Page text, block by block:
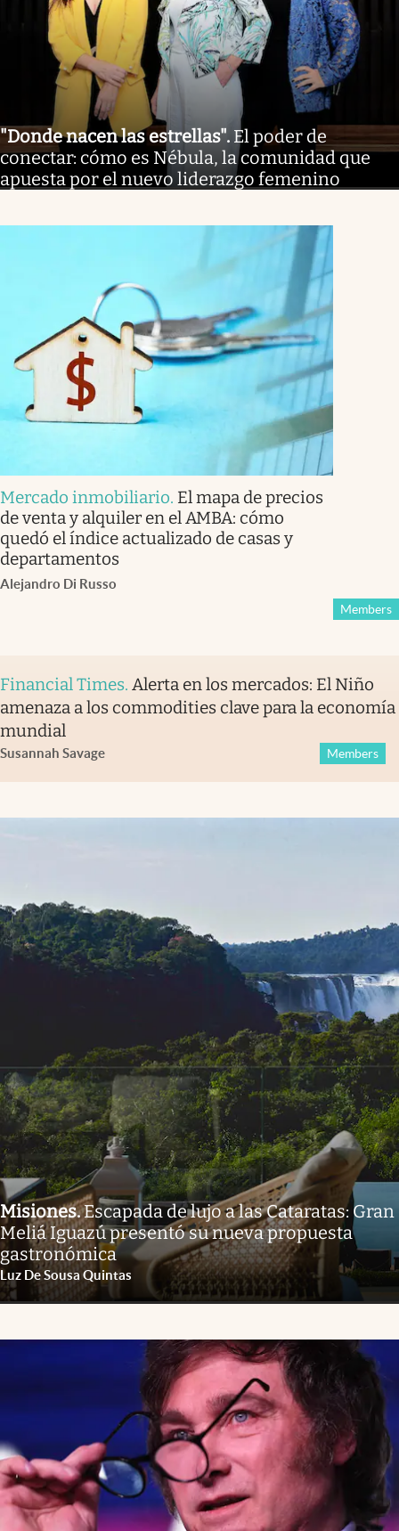
"Donde nacen las estrellas". El poder de
conectar: cómo es Nébula, la comunidad que
apuesta por el nuevo liderazgo femenino
Mercado inmobiliario. El mapa de precios
de venta y alquiler en el AMBA: cómo
quedó el índice actualizado de casas y
departamentos
Alejandro Di Russo
Members
Financial Times. Alerta en los mercados: El Niño
amenaza a los commodities clave para la economía
mundial
Susannah Savage Members
Misiones.Escapada de lujo a las Cataratas: Gran
Meliá Iguazú presentó su nueva propuesta
gastronómica
Luz De Sousa Quintas